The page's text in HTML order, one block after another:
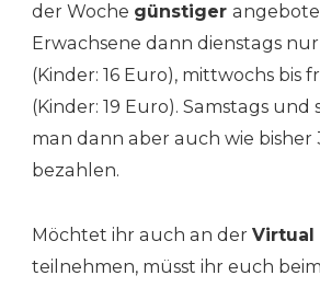
der Woche günstiger
Erwachsene dann dienstags
(Kinder: 16 Euro), mittwochs bis
(Kinder: 19 Euro). Samstags und
man dann aber auch wie bisher
bezahlen.
Möchtet ihr auch an der Virtual
teilnehmen, müsst ihr euch